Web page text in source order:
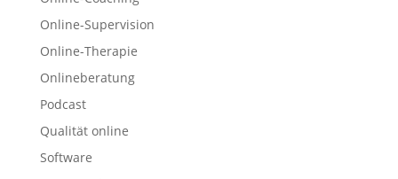
Online-Supervision
Online-Therapie
Onlineberatung
Podcast
Qualität online
Software